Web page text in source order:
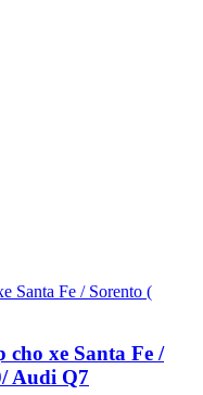
xe Santa Fe /
Audi Q7